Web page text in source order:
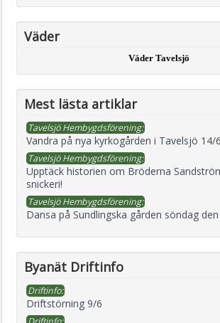
Väder
Väder Tavelsjö
Mest lästa artiklar
Tavelsjö Hembygdsförening:
Vandra på nya kyrkogården i Tavelsjö 14/6
Tavelsjö Hembygdsförening:
Upptäck historien om Bröderna
snickeri!
Tavelsjö Hembygdsförening:
Dansa på Sundlingska gården söndag
Byanät Driftinfo
Driftinfo:
Driftstörning 9/6